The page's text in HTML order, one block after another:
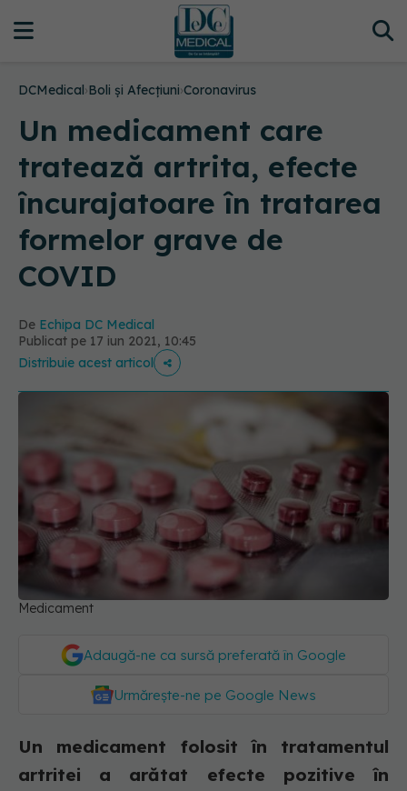
DCMedical›Boli și Afecțiuni›Coronavirus
Un medicament care
tratează artrita, efecte
încurajatoare în tratarea
formelor grave de
COVID
De Echipa DC Medical
Publicat pe 17 iun 2021, 10:45
Distribuie acest articol
Medicament
Adaugă-ne ca sursă preferată în Google
Urmărește-ne pe Google News
Un medicament folosit în tratamentul
artritei a arătat efecte pozitive în